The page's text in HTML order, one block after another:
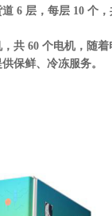
道 6 层，每层 10 个
共 60 个电机，随
保鲜、冷冻服务。